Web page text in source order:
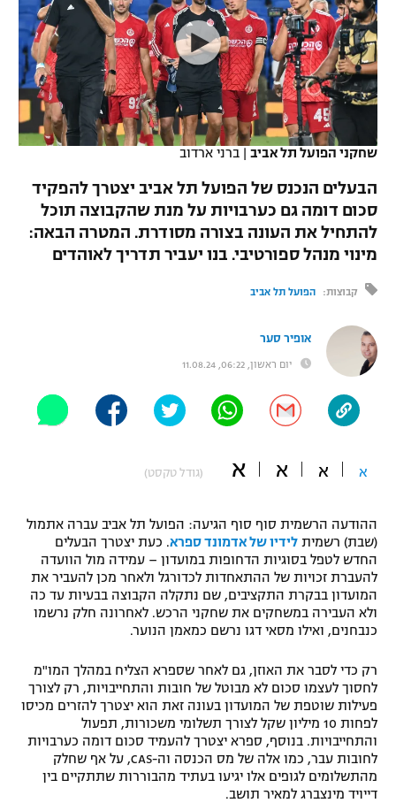
VOD
רץ ברשת
תוצאות
לוח שידורים
ברחבה
"מעל הליגה" – פודקאסט
"מחצית בשכונה" – פודקאסט
משתתפים וזוכים בפרסים
תקנון משתתפים וזוכים בפרסים
תקנון עבור פעילות אלקטרה
תקנון עבור פעילות ספורט 1 – "מרלן"
טניס
גיימינג E-Sports
תנאי שימוש
מדיניות פרטיות
תקנון פעילות ספורט 1
נבחרת ישראל
מכבי חיפה
בית"ר ירושלים
מכבי תל אביב
הפועל תל אביב
הפועל חיפה
בני יהודה
ליגה ספרדית
ליגה איטלקית
ליגה צרפתית
ליגה טורקית
ליגה סינית
ליגה ברזילאית
ליגות נוספות
כדורסל נשים
מכבי תל אביב
הפועל חולון
הפועל ירושלים
דני אבדיה
יורוליג
יורוקאפ
טניס
כדוריד
כדורעף
שחייה
ג'ודו
אגרוף
UFC
ספורט מוטורי
כדורמים
פוטבול אמריקאי NFL
בייסבול MLB
אומנויות לחימה
גיימינג E-Sports
שחקני הפועל תל אביב | ברני ארדוב
הבעלים הנכנס של הפועל תל אביב יצטרך להפקיד
סכום דומה גם כערבויות על מנת שהקבוצה תוכל
להתחיל את העונה בצורה מסודרת. המטרה הבאה:
מינוי מנהל ספורטיבי. בנו יעביר תדריך לאוהדים
קבוצות: הפועל תל אביב
אופיר סער
יום ראשון, 06:22, 11.08.24
א א א א (גודל טקסט)
ההודעה הרשמית סוף סוף הגיעה: הפועל תל אביב עברה אתמול
(שבת) רשמית לידיו של אדמונד ספרא. כעת יצטרך הבעלים
החדש לטפל בסוגיות הדחופות במועדון – עמידה מול הוועדה
להעברת זכויות של ההתאחדות לכדורגל ולאחר מכן להעביר את
המועדון בבקרת התקציבים, שם נתקלה הקבוצה בבעיות עד כה
ולא העבירה במשחקים את שחקני הרכש. לאחרונה חלק נרשמו
כנבחנים, ואילו מסאי דגו נרשם כמאמן הנוער.
רק כדי לסבר את האוזן, גם לאחר שספרא הצליח במהלך המו"מ
לחסוך לעצמו סכום לא מבוטל של חובות והתחייבויות, רק לצורך
פעילות שוטפת של המועדון בעונה זאת הוא יצטרך להזרים מכיסו
לפחות 10 מיליון שקל לצורך תשלומי משכורות, תפעול
והתחייבויות. בנוסף, ספרא יצטרך להעמיד סכום דומה כערבויות
לחובות עבר, כמו אלה של מס הכנסה וה-CAS, על אף שחלק
מהתשלומים לגופים אלו יגיעו בעתיד מהבוררות שתתקיים בין
דייויד מינצברג למאיר תושב.